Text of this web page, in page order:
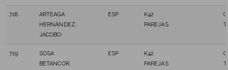
718
ARTEAGA
HERNÁNDEZ,
JACOBO
ESP
K42
PAREJAS
719
SOSA
BETANCOR,
ESP
K42
PAREJAS